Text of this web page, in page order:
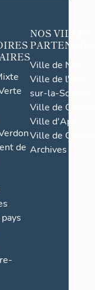
de
NOS VILLES
Ville de Nice
Ville de l'Isle-
sur-la-Sorgue
Ville de Grasse
Ville d'Apt
Ville de
Archives